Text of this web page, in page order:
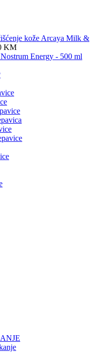
kože Arcaya Milk &
KM
Energy - 500 ml